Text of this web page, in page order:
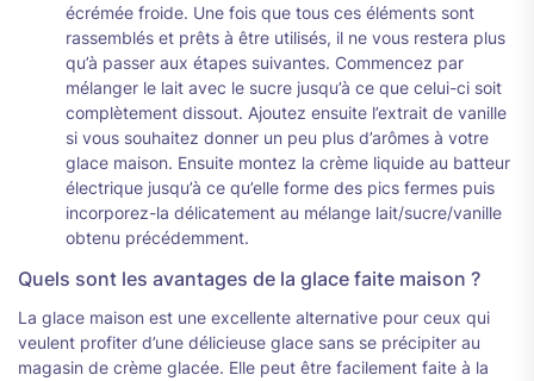
écrémée froide. Une fois que tous ces éléments sont
rassemblés et prêts à être utilisés, il ne vous restera plus
qu’à passer aux étapes suivantes. Commencez par
mélanger le lait avec le sucre jusqu’à ce que celui-ci soit
complètement dissout. Ajoutez ensuite l’extrait de vanille
si vous souhaitez donner un peu plus d’arômes à votre
glace maison. Ensuite montez la crème liquide au batteur
électrique jusqu’à ce qu’elle forme des pics fermes puis
incorporez-la délicatement au mélange lait/sucre/vanille
obtenu précédemment.
Quels sont les avantages de la glace faite maison ?
La glace maison est une excellente alternative pour ceux qui
veulent profiter d’une délicieuse glace sans se précipiter au
magasin de crème glacée. Elle peut être facilement faite à la